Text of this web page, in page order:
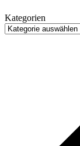
Kategorien